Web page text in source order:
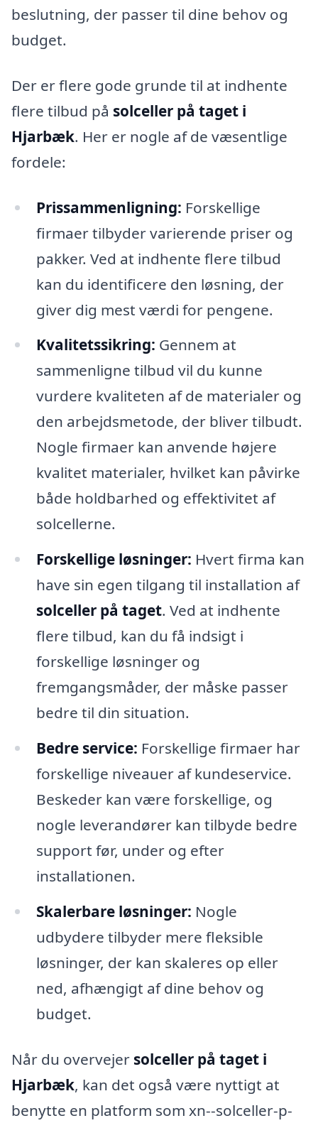
beslutning, der passer til dine behov og
budget.
Der er flere gode grunde til at indhente
flere tilbud på solceller på taget i
Hjarbæk. Her er nogle af de væsentlige
fordele:
Prissammenligning: Forskellige
firmaer tilbyder varierende priser og
pakker. Ved at indhente flere tilbud
kan du identificere den løsning, der
giver dig mest værdi for pengene.
Kvalitetssikring: Gennem at
sammenligne tilbud vil du kunne
vurdere kvaliteten af de materialer og
den arbejdsmetode, der bliver tilbudt.
Nogle firmaer kan anvende højere
kvalitet materialer, hvilket kan påvirke
både holdbarhed og effektivitet af
solcellerne.
Forskellige løsninger: Hvert firma kan
have sin egen tilgang til installation af
solceller på taget. Ved at indhente
flere tilbud, kan du få indsigt i
forskellige løsninger og
fremgangsmåder, der måske passer
bedre til din situation.
Bedre service: Forskellige firmaer har
forskellige niveauer af kundeservice.
Beskeder kan være forskellige, og
nogle leverandører kan tilbyde bedre
support før, under og efter
installationen.
Skalerbare løsninger: Nogle
udbydere tilbyder mere fleksible
løsninger, der kan skaleres op eller
ned, afhængigt af dine behov og
budget.
Når du overvejer solceller på taget i
Hjarbæk, kan det også være nyttigt at
benytte en platform som xn--solceller-p-